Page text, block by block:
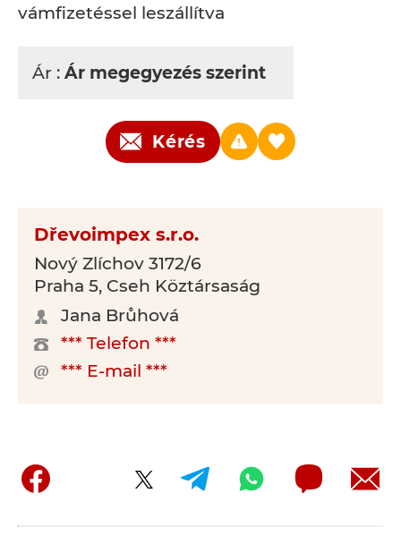
vámfizetéssel leszállítva
Ár : Ár megegyezés szerint
Kérés
Dřevoimpex s.r.o.
Nový Zlíchov 3172/6
Praha 5, Cseh Köztársaság
Jana Brůhová
*** Telefon ***
*** E-mail ***